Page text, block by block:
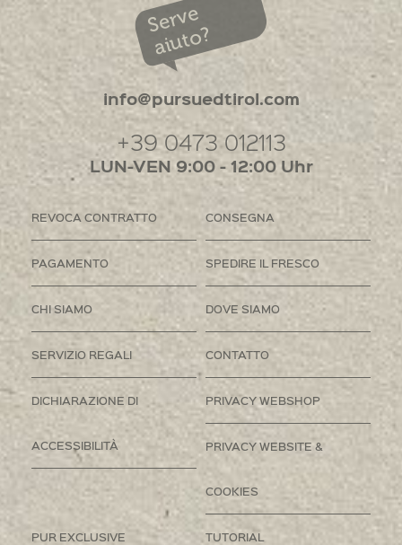
Serve
aiuto?
info@pursuedtirol.com
+39 0473 012113
LUN-VEN 9:00 - 12:00 Uhr
REVOCA CONTRATTO CONSEGNA
PAGAMENTO SPEDIRE IL FRESCO
CHI SIAMO DOVE SIAMO
SERVIZIO REGALI CONTATTO
DICHIARAZIONE DI
ACCESSIBILITÀ
PRIVACY WEBSHOP
PRIVACY WEBSITE &
COOKIES
PUR EXCLUSIVE TUTORIAL